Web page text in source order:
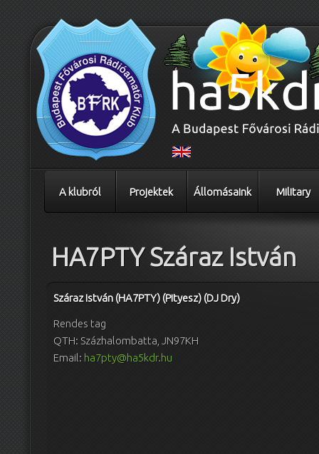
A klubról Projektek Állomásaink Military
HA7PTY Száraz István
Száraz István (HA7PTY) (Pityesz) (DJ Dry)
Rendes tag
QTH: Százhalombatta, JN97KH
Email: ha7pty@ha5kdr.hu